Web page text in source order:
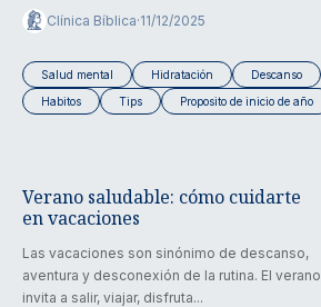
Clínica Bíblica·11/12/2025
Salud mental Hidratación Descanso
Habitos
Tips Proposito de inicio de año
Verano saludable: cómo cuidarte
en vacaciones
Las vacaciones son sinónimo de descanso,
aventura y desconexión de la rutina. El verano
invita a salir, viajar, disfruta...